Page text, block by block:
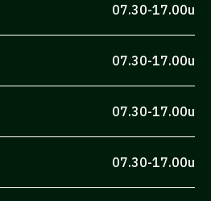
07.30-17.00u
07.30-17.00u
07.30-17.00u
07.30-17.00u